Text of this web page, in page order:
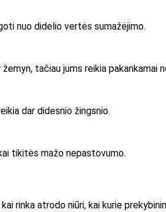
nuo didelio vertės sumažėjimo.
tačiau jums reikia pakankamai
dar didesnio žingsnio.
tikitės mažo nepastovumo.
rinka atrodo niūri, kai kurie